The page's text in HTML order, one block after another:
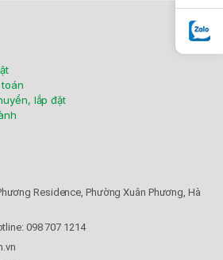
lắp đặt
Residence, Phường Xuân Phương, Hà
098 707 1214